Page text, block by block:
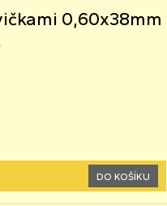
0,60x38mm
DO KOŠÍKU